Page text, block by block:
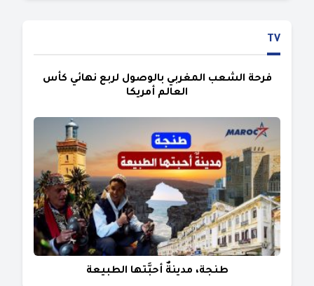
TV
فرحة الشعب المغربي بالوصول لربع نهائي كأس
العالم أمريكا
طنجة، مدينةٌ أحبَّتها الطبيعة